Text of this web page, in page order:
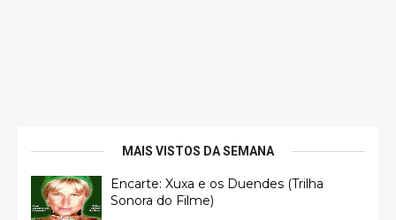
MAIS VISTOS DA SEMANA
Encarte: Xuxa e os Duendes (Trilha
Sonora do Filme)